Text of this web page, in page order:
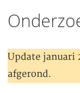
Update januari
afgerond.